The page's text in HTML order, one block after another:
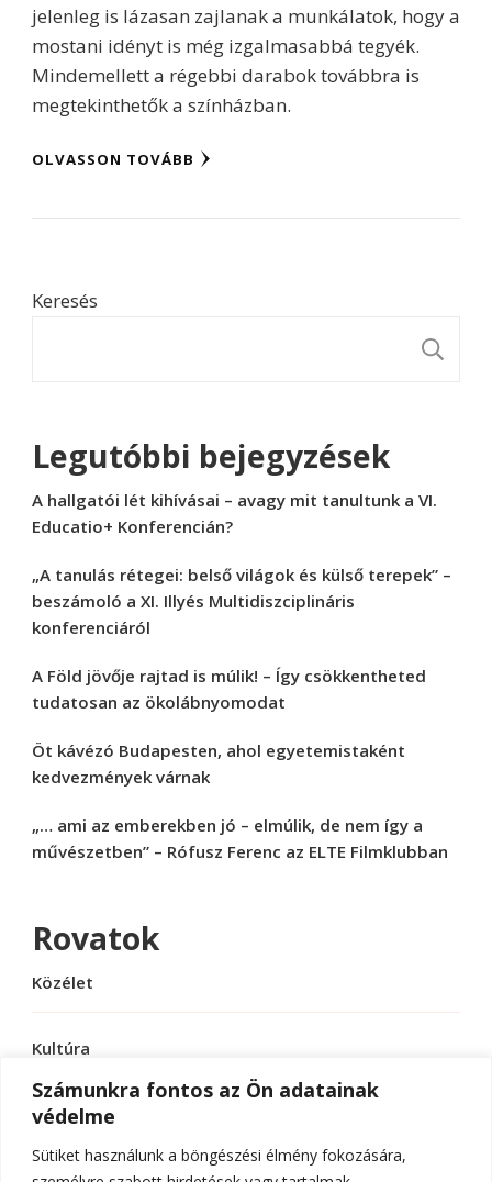
Számunkra fontos az Ön adatainak
védelme
Sütiket használunk a böngészési élmény fokozására,
jelenleg is lázasan zajlanak a munkálatok, hogy a
mostani idényt is még izgalmasabbá tegyék.
Mindemellett a régebbi darabok továbbra is
megtekinthetők a színházban.
OLVASSON TOVÁBB
Keresés
Legutóbbi bejegyzések
A hallgatói lét kihívásai – avagy mit tanultunk a VI.
Educatio+ Konferencián?
„A tanulás rétegei: belső világok és külső terepek” –
beszámoló a XI. Illyés Multidiszciplináris
konferenciáról
A Föld jövője rajtad is múlik! – Így csökkentheted
tudatosan az ökolábnyomodat
Öt kávézó Budapesten, ahol egyetemistaként
kedvezmények várnak
„… ami az emberekben jó – elmúlik, de nem így a
művészetben” – Rófusz Ferenc az ELTE Filmklubban
Rovatok
Közélet
Kultúra
Sport